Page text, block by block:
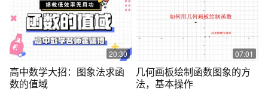
20:30
高中数学大招：图象法求函
数的值域
07:01
几何画板绘制函数图象的方
法，基本操作